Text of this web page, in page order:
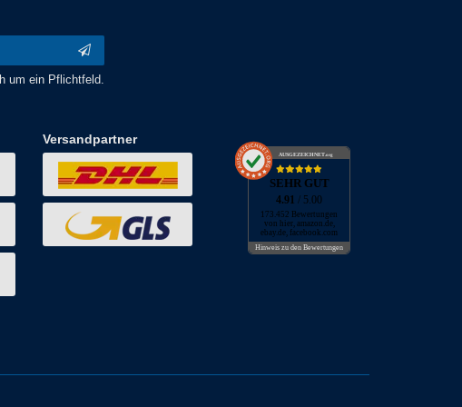
um ein Pflichtfeld.
Versandpartner
AUSGEZEICHNET.org
SEHR GUT
4.91/ 5.00
173.452 Bewertungen
von hier, amazon.de,
ebay.de, facebook.com
Hinweis zu den Bewertungen